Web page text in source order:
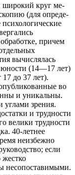
широкий круг ме­
(для опреде­
причем
вычислялась
юности (14—17 лет)
17 до 37 лет).
во
и уникальны.
зрения.
и трудности
велики трудности
40-летнее
неизбежно
если
жестко
несопоставимыми.